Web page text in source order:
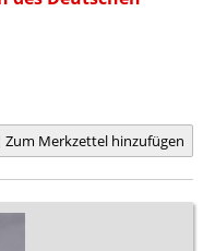
Zum Merkzettel hinzufügen